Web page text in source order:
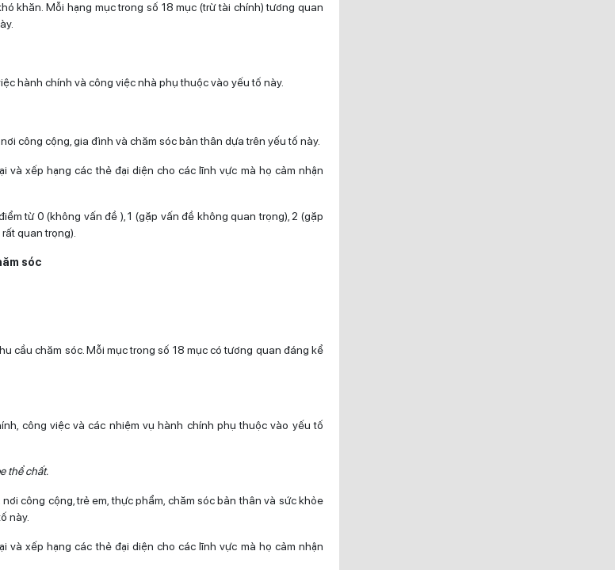
khăn. Mỗi hạng mục trong số 18 mục (trừ tài chính) tương quan
hành chính và công việc nhà phụ thuộc vào yếu tố này.
công cộng, gia đình và chăm sóc bản thân dựa trên yếu tố này.
và xếp hạng các thẻ đại diện cho các lĩnh vực mà họ cảm nhận
từ 0 (không vấn đề ), 1 (gặp vấn đề không quan trọng), 2 (gặp
quan trọng).
sóc
cầu chăm sóc. Mỗi mục trong số 18 mục có tương quan đáng kể
công việc và các nhiệm vụ hành chính phụ thuộc vào yếu tố
thể chất.
công cộng, trẻ em, thực phẩm, chăm sóc bản thân và sức khỏe
này.
và xếp hạng các thẻ đại diện cho các lĩnh vực mà họ cảm nhận